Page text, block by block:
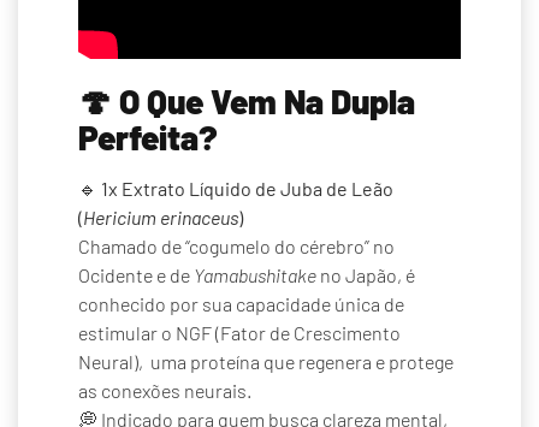
🍄 O Que Vem Na Dupla
Perfeita?
🔹 1x Extrato Líquido de Juba de Leão
(Hericium erinaceus)
Chamado de “cogumelo do cérebro” no
Ocidente e de Yamabushitake no Japão, é
conhecido por sua capacidade única de
estimular o NGF (Fator de Crescimento
Neural), uma proteína que regenera e protege
as conexões neurais.
💭 Indicado para quem busca clareza mental,